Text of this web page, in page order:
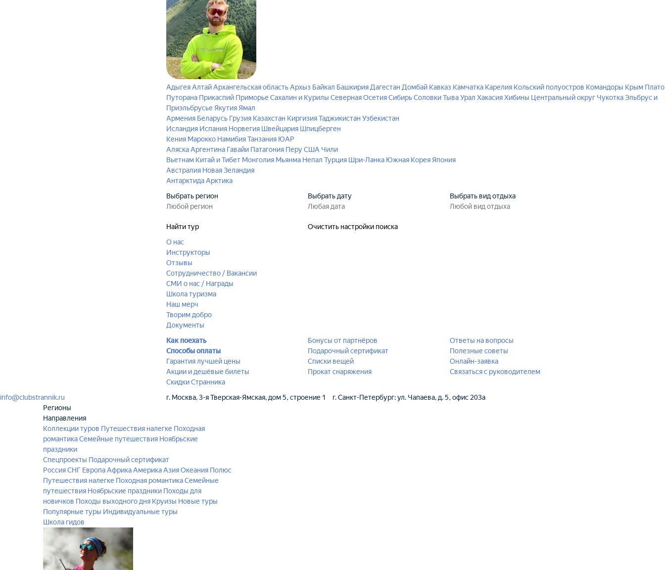
АдыгеяАлтайАрхангельская областьАрхыз Байкал БашкирияДагестан Домбай Кавказ Камчатка Карелия Кольский полуостров Командоры Крым Плато
Путорана Прикаспий Приморье Сахалин и Курилы Северная ОсетияСибирьСоловкиТываУрал ХакасияХибины Центральный округ ЧукоткаЭльбрус и
Приэльбрусье ЯкутияЯмал
Армения Беларусь Грузия Казахстан КиргизияТаджикистан Узбекистан
Исландия Испания Норвегия Швейцария Шпицберген
Кения Марокко НамибияТанзания ЮАР
АляскаАргентина Гавайи Патагония Перу США Чили
Вьетнам Китай и Тибет Монголия Мьянма Непал Турция Шри-Ланка Южная КореяЯпония
Австралия Новая Зеландия
АнтарктидаАрктика
Выбрать регион
Выбрать дату Выбрать вид отдыха
Найти тур
Очистить настройки поиска
О нас
Инструкторы
Отзывы
Сотрудничество / Вакансии
СМИ о нас / Награды
Школа туризма
Наш мерч
Творим добро
Документы
Как поехать
Способы оплаты
Гарантия лучшей цены
Акции и дешёвые билеты
Скидки Странника
Бонусы от партнёров
Подарочный сертификат
Списки вещей
Прокат снаряжения
Ответы на вопросы
Полезные советы
Онлайн-заявка
Связаться с руководителем
info@clubstrannik.ru г. Москва, 3-я Тверская-Ямская, дом 5, строение 1
г. Санкт-Петербург: ул. Чапаева, д. 5, офис 203а
Регионы
Направления
Коллекции туров Путешествия налегке Походная
романтикаСемейные путешествия Ноябрьские
праздники
Спецпроекты Подарочный сертификат
РоссияСНГ ЕвропаАфрикаАмерикаАзияОкеания Полюс
Путешествия налегке Походная романтикаСемейные
путешествия Ноябрьские праздники Походы для
новичков Походы выходного дня Круизы Новые туры
Популярные туры Индивидуальные туры
Школа гидов